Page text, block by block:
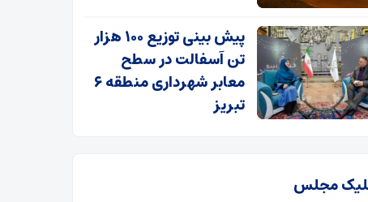
پیش بینی توزیع ۱۰۰ هزار
تن آسفالت در سطح
معابر شهرداری منطقه ۶
تبریز
مجلس